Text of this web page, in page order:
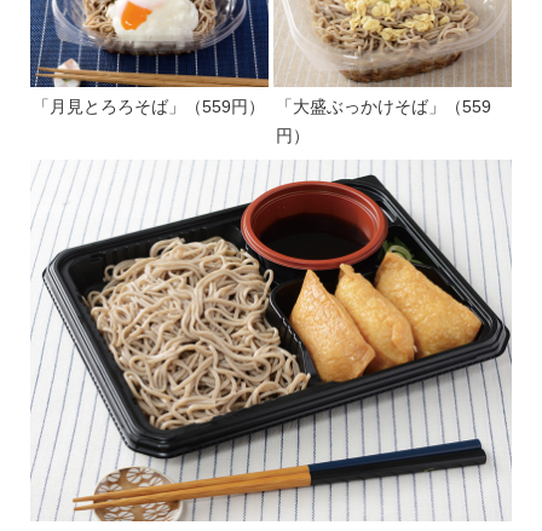
「月見とろろそば」（559円）
「大盛ぶっかけそば」（559
円）